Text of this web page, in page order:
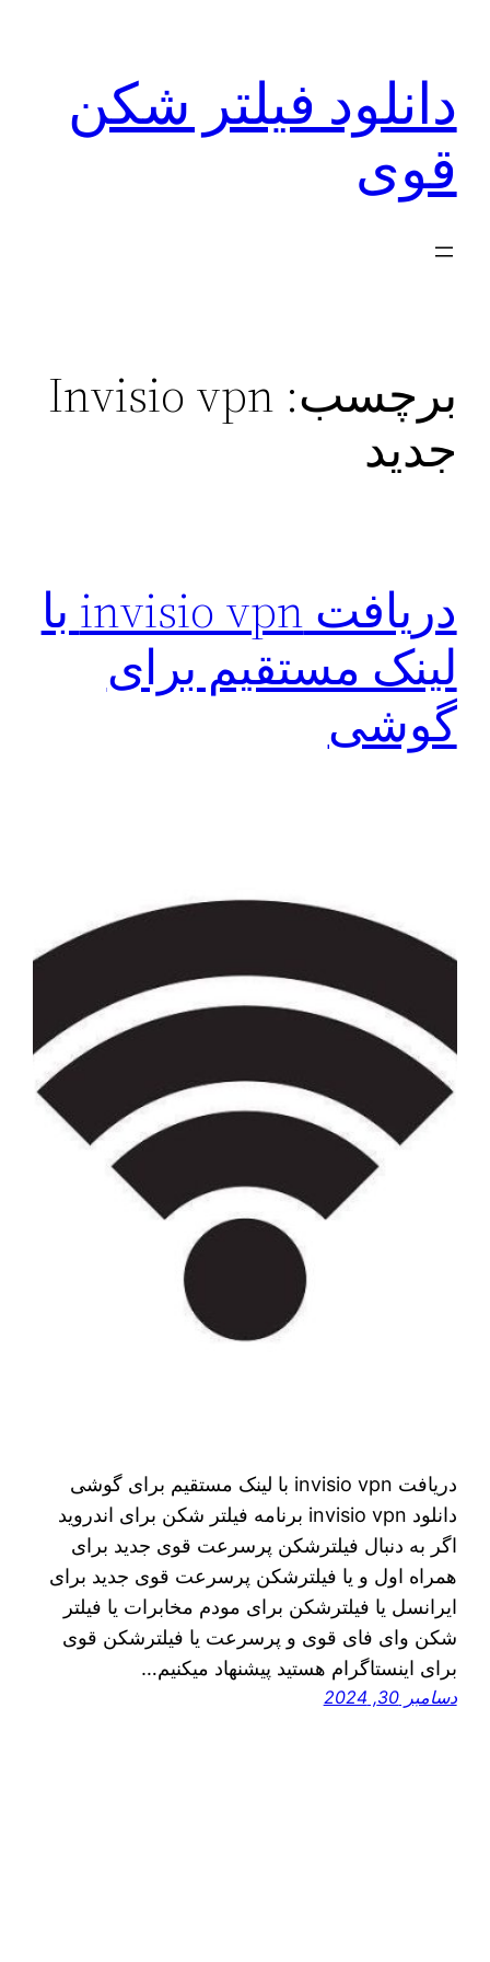
دانلود فیلتر شکن
قوی
برچسب: Invisio vpn
جدید
دریافت invisio vpn با
لینک مستقیم برای
گوشی
دریافت invisio vpn با لینک مستقیم برای گوشی
دانلود invisio vpn برنامه فیلتر شکن برای اندروید
اگر به دنبال فیلترشکن پرسرعت قوی جدید برای
همراه اول و یا فیلترشکن پرسرعت قوی جدید برای
ایرانسل یا فیلترشکن برای مودم مخابرات یا فیلتر
شکن وای فای قوی و پرسرعت یا فیلترشکن قوی
برای اینستاگرام هستید پیشنهاد میکنیم…
دسامبر 30, 2024